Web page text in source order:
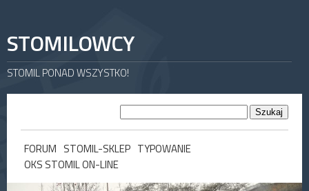
STOMILOWCY
STOMIL PONAD WSZYSTKO!
FORUM STOMIL-SKLEP TYPOWANIE
OKS STOMIL ON-LINE